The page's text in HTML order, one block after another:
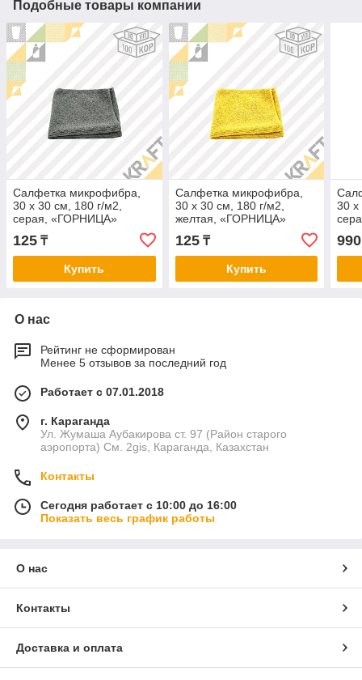
Подобные товары компании
Салфетка микрофибра,
30 х 30 см, 180 г/м2,
серая, «ГОРНИЦА»
125 ₸
Купить
Салфетка микрофибра,
30 х 30 см, 180 г/м2,
желтая, «ГОРНИЦА»
125₸
Купить
30 х
990
О нас
Рейтинг не сформирован
Менее 5 отзывов за последний год
Работает с 07.01.2018
г. Караганда
Ул. Жумаша Аубакирова ст. 97 (Район старого
аэропорта) См. 2gis, Караганда, Казахстан
Контакты
Сегодня работает с 10:00 до 16:00
Показать весь график работы
О нас
Контакты
Доставка и оплата